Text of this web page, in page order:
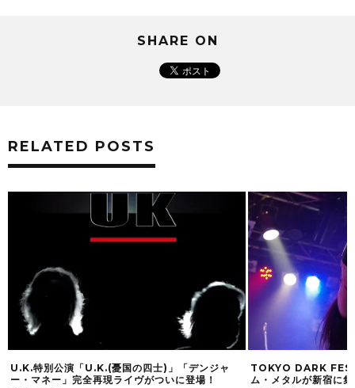
SHARE ON
RELATED POSTS
TOKYO DARK FEST 2015 強力なエクストリー
ム・メタルが新宿に集結！(PART 1)
海外ライブのス
2015-08-13